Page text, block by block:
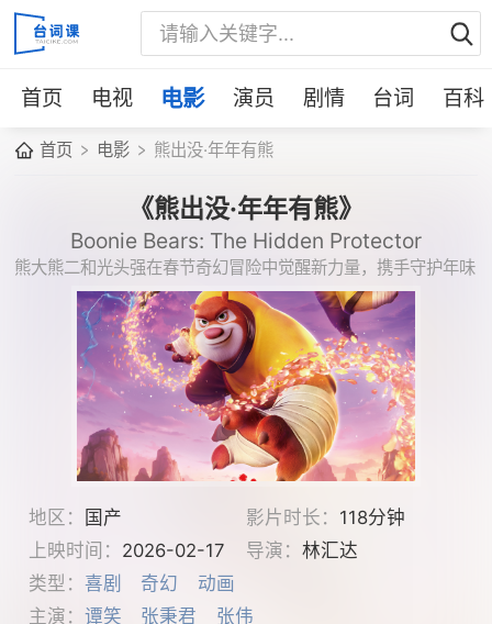
首页 电视 电影 演员 剧情 台词 百科
首页 电影 熊出没·年年有熊
《熊出没·年年有熊》
Boonie Bears: The Hidden Protector
熊大熊二和光头强在春节奇幻冒险中觉醒新力量，携手守护年味
与团圆。
地区： 国产 影片时长： 118分钟
上映时间： 2026-02-17 导演： 林汇达
类型： 喜剧 奇幻
动画
主演： 谭笑 张秉君
张伟